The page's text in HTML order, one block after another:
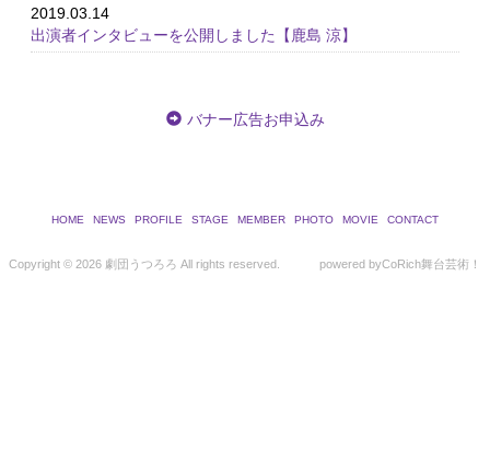
2019.03.14
出演者インタビューを公開しました【鹿島 涼】
バナー広告お申込み
HOME NEWS PROFILE STAGE MEMBER PHOTO MOVIE CONTACT
Copyright © 2026 劇団うつろろ All rights reserved. powered byCoRich舞台芸術！